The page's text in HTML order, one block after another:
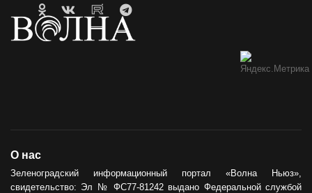
О нас
Зеленоградский информационный портал «Волна Ньюз»,
свидетельство: Эл № ФС77-81242 выдано Федеральной службой